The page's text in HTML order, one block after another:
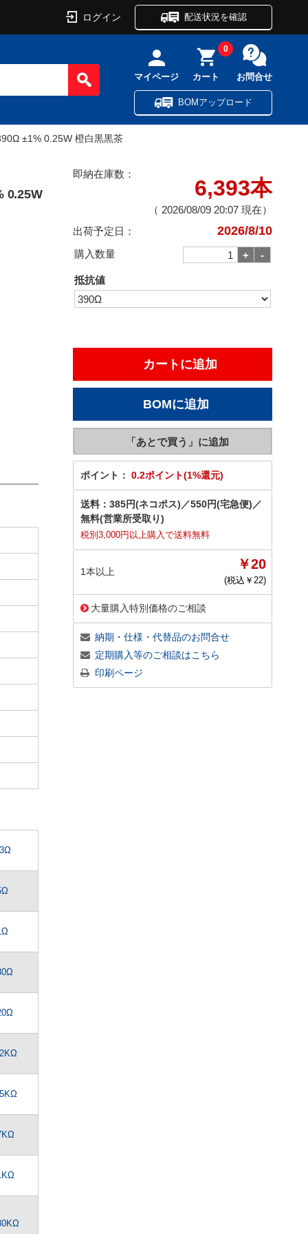
ログイン 配送状況を確認
マイページ カート
0
お問合せ
BOMアップロード
±1% 0.25W 橙白黒黒茶
0.25W
即納在庫数：
6,393本
（ 2026/08/09 20:07 現在）
出荷予定日：
2026/8/10
購入数量
抵抗値
ポイント： 0.2ポイント(1%還元)
送料： 385円(ネコポス) ／550円(宅急便) ／
無料(営業所受取り)
税別3,000円以上購入で送料無料
1本以上 ￥20
(税込￥ 22)
大量購入特別価格のご相談
納期・仕様・代替品のお問合せ
定期購入等のご相談はこちら
印刷ページ